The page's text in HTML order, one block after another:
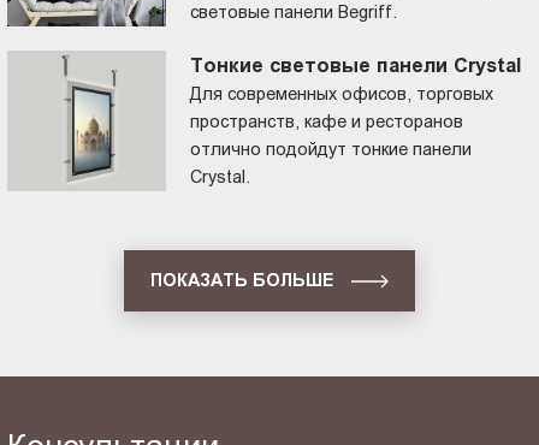
световые панели Begriff.
Тонкие световые панели Crystal
Для современных офисов, торговых
пространств, кафе и ресторанов
отлично подойдут тонкие панели
Crystal.
ПОКАЗАТЬ БОЛЬШЕ